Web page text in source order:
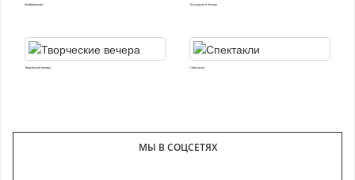
Конференции Экскурсии и лекции
Творческие вечера Спектакли
МЫ В СОЦСЕТЯХ